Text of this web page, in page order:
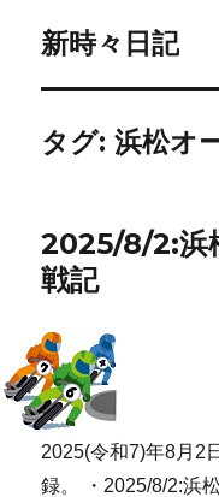
新時々日記
タグ:浜松オ
2025/8/2:浜
戦記
2025(令和7)年8月2
録。 ・2025/8/2:浜